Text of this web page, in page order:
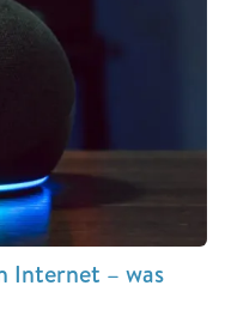
Internet – was